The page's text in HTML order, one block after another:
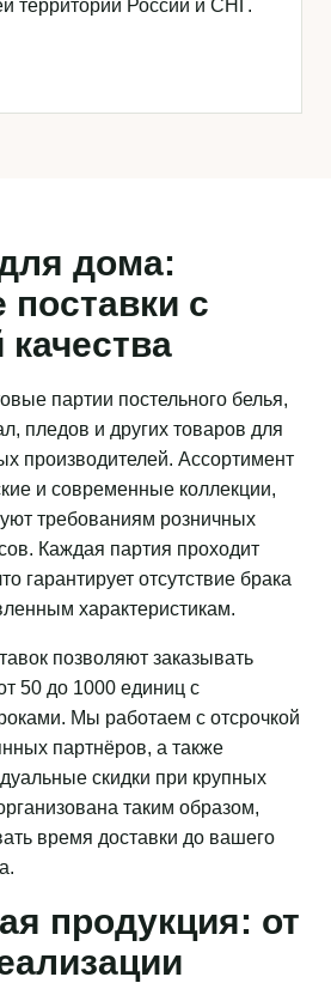
территории России и СНГ.
дома:
с
качества
партии постельного белья,
пледов и других товаров для
производителей. Ассортимент
и современные коллекции,
требованиям розничных
Каждая партия проходит
гарантирует отсутствие брака
характеристикам.
позволяют заказывать
50 до 1000 единиц с
Мы работаем с отсрочкой
партнёров, а также
скидки при крупных
таким образом,
время доставки до вашего
продукция: от